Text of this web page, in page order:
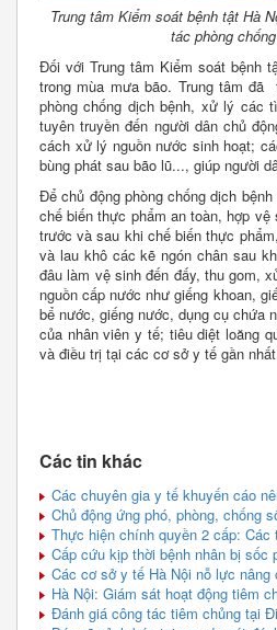
Trung tâm Kiểm soát bệnh tật Hà
tác phòng
Đối với Trung tâm Kiểm soát bệnh
trong mùa mưa bão. Trung tâm
phòng chống dịch bệnh, xử lý các
tuyên truyền đến người dân chủ
cách xử lý nguồn nước sinh hoạt;
bùng phát sau bão lũ..., giúp người
Để chủ động phòng chống dịch
chế biến thực phẩm an toàn, hợp
trước và sau khi chế biến thực
và lau khô các kẽ ngón chân sau
đâu làm vệ sinh đến đấy, thu gom,
nguồn cấp nước như giếng khoan,
bể nước, giếng nước, dụng cụ chứa
của nhân viên y tế; tiêu diệt loăng
và điều trị tại các cơ sở y tế gần
Các tin khác
Các chuyên gia y tế khuyến cáo
Chủ động ứng phó, phòng, chống
Thực hiện chính quyền 2 cấp:
Cấp cứu kịp thời bệnh nhân bị sốc
Các cơ sở y tế Hà Nội nỗ lực
Hà Nội: Giám sát hoạt động tiêm
Đánh giá công tác tiêm chủng tại